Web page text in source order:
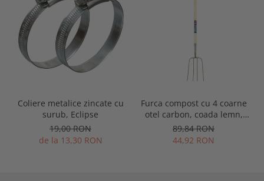
Coliere metalice zincate cu
surub, Eclipse
19,00 RON
de la 13,30 RON
Furca compost cu 4 coarne
otel carbon, coada lemn,
Spear & Jackson Neverbend
Professional
89,84 RON
44,92 RON